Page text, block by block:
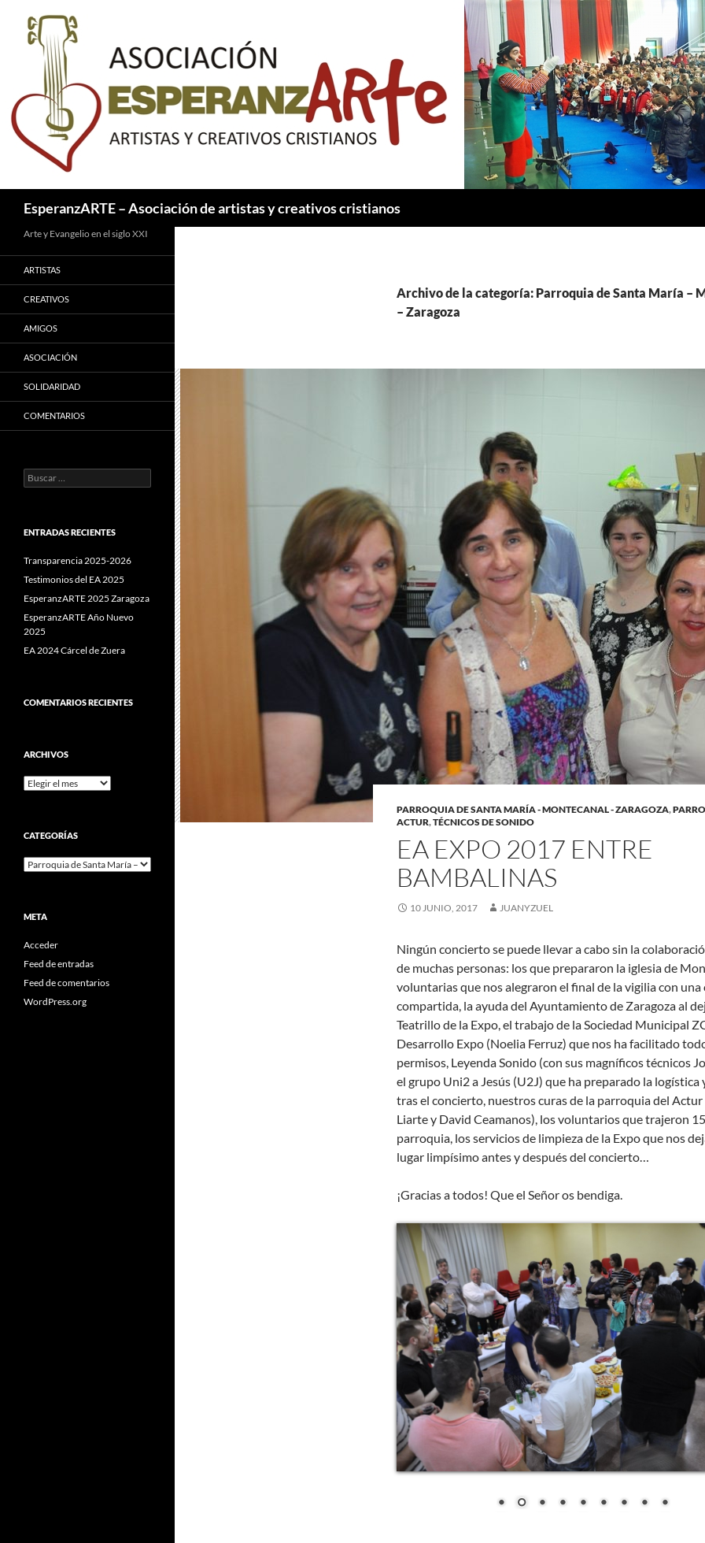
contenido
EsperanzARTE – Asociación de artistas y creativos cristianos
Archivo de la categoría: Parroquia de Santa María –
– Zaragoza
PARROQUIA DE SANTA MARÍA - MONTECANAL - ZARAGOZA,
ACTUR,TÉCNICOS DE SONIDO
EA EXPO 2017 ENTRE
BAMBALINAS
10 JUNIO, 2017 JUANYZUEL
Ningún concierto se puede llevar a cabo sin la
de muchas personas: los que prepararon la iglesia de
voluntarias que nos alegraron el final de la vigilia con una
compartida, la ayuda del Ayuntamiento de Zaragoza al
Teatrillo de la Expo, el trabajo de la Sociedad Municipal
Desarrollo Expo (Noelia Ferruz) que nos ha facilitado
permisos, Leyenda Sonido (con sus magníficos técnicos
el grupo Uni2 a Jesús (U2J) que ha preparado la logística
tras el concierto, nuestros curas de la parroquia del
Liarte y David Ceamanos), los voluntarios que trajeron
parroquia, los servicios de limpieza de la Expo que nos
lugar limpísimo antes y después del concierto…
¡Gracias a todos! Que el Señor os bendiga.
Arte y Evangelio en el siglo XXI
ARTISTAS
CREATIVOS
AMIGOS
ASOCIACIÓN
SOLIDARIDAD
COMENTARIOS
Buscar:
ENTRADAS RECIENTES
Transparencia 2025-2026
Testimonios del EA 2025
EsperanzARTE 2025 Zaragoza
EsperanzARTE Año Nuevo
2025
EA 2024 Cárcel de Zuera
COMENTARIOS RECIENTES
ARCHIVOS
Archivos
CATEGORÍAS
Categorías
META
Acceder
Feed de entradas
Feed de comentarios
WordPress.org